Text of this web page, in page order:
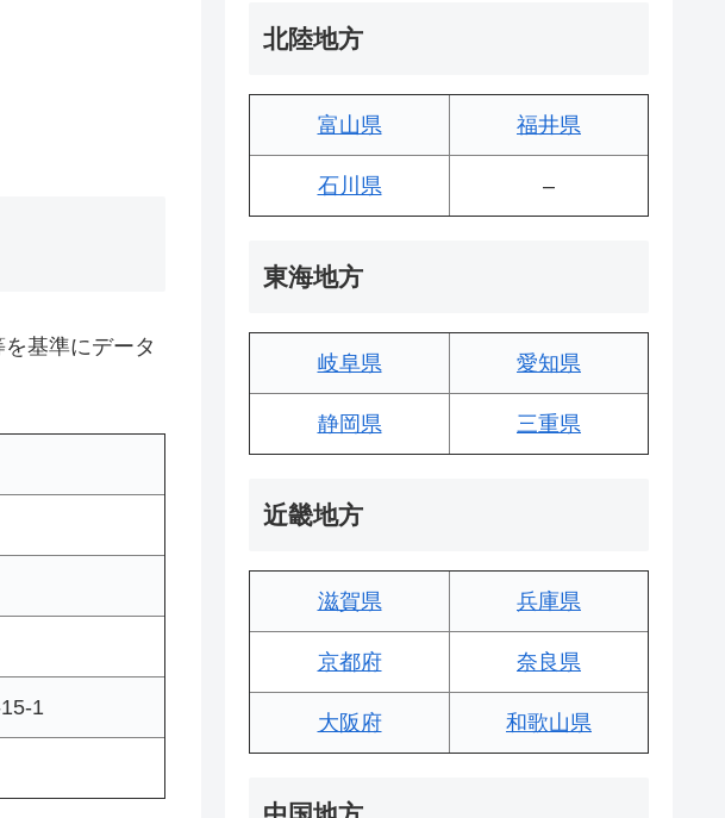
基準にデータ
1
北陸地方
富山県 福井県
石川県 –
東海地方
岐阜県 愛知県
静岡県 三重県
近畿地方
滋賀県 兵庫県
京都府 奈良県
大阪府 和歌山県